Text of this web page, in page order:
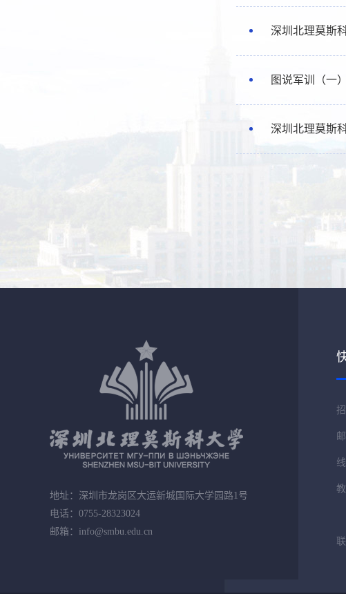
深圳北理莫斯
图说军训（一）
深圳北理莫斯
地址：深圳市龙岗区大运新城国际大学园路1号
电话：0755-28323024
邮箱：info@smbu.edu.cn